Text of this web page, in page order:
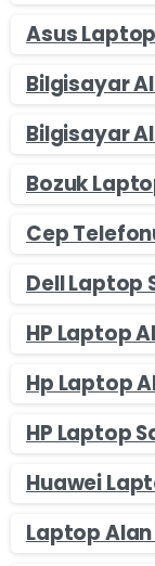
Asus
Bilgisayar
Bilgisayar
Bozuk
Cep
Dell Laptop
HP Laptop
Hp Laptop
HP Laptop
Huawei
Laptop